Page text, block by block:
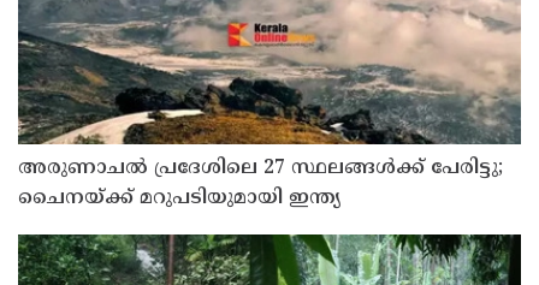
അരുണാചല്‍ പ്രദേശിലെ 27 സ്ഥലങ്ങള്‍ക്ക് പേരിട്ടു;
ചൈനയ്ക്ക് മറുപടിയുമായി ഇന്ത്യ